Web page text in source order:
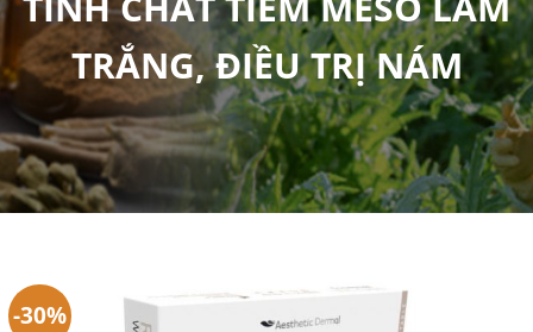
TRẮNG, ĐIỀU TRỊ NÁM
-30%